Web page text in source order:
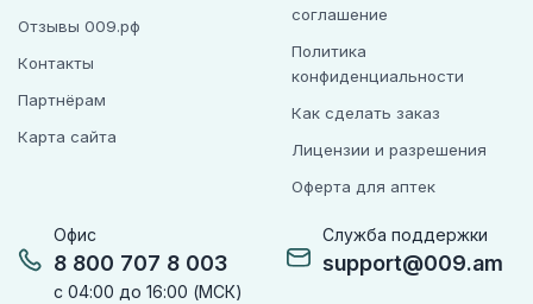
Офис
8 800 707 8 003
с 04:00 до 16:00 (МСК)
Служба поддержки
support@009.am
Отзывы 009.рф
Контакты
Партнёрам
Карта сайта
соглашение
Политика
конфиденциальности
Как сделать заказ
Лицензии и разрешения
Оферта для аптек